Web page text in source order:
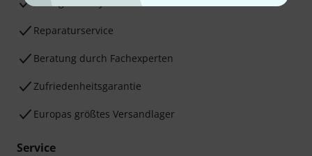
Reparaturservice
Beratung durch Fachexperten
Zufriedenheitsgarantie
Europas größtes Versandlager
Service